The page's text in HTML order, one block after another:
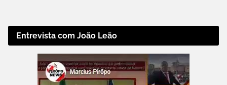
Entrevista com João Leão